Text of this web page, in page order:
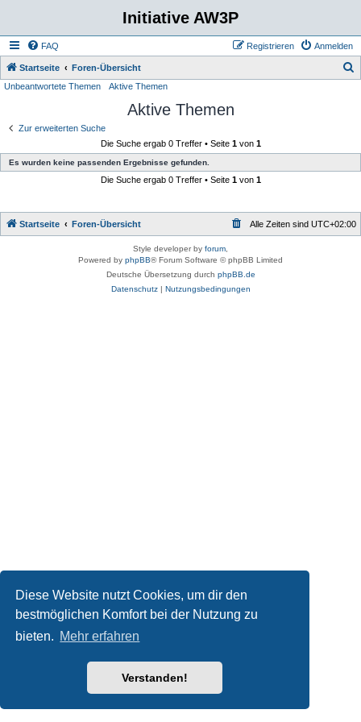
Diese Website nutzt Cookies, um dir den
bestmöglichen Komfort bei der Nutzung zu
bieten. Mehr erfahren
Verstanden!
Initiative AW3P
FAQ Anmelden
Registrieren
Startseite Foren-Übersicht
Unbeantwortete Themen Aktive Themen
Aktive Themen
Zur erweiterten Suche
Die Suche ergab 0 Treffer • Seite 1von 1
Es wurden keine passenden Ergebnisse gefunden.
Die Suche ergab 0 Treffer • Seite 1von 1
Startseite Foren-Übersicht Alle Zeiten sind UTC+02:00
Style developer by forum
Powered by phpBB® Forum Software © phpBB Limited
Deutsche Übersetzung durch phpBB.de
Datenschutz| Nutzungsbedingungen